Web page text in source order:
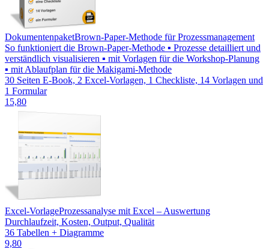
DokumentenpaketBrown-Paper-Methode für Prozessmanagement
So funktioniert die Brown-Paper-Methode ▪ Prozesse detailliert und
verständlich visualisieren ▪ mit Vorlagen für die Workshop-Planung
▪ mit Ablaufplan für die Makigami-Methode
30 Seiten E-Book, 2 Excel-Vorlagen, 1 Checkliste, 14 Vorlagen und
1 Formular
15,80
Excel-VorlageProzessanalyse mit Excel – Auswertung
Durchlaufzeit, Kosten, Output, Qualität
36 Tabellen + Diagramme
9,80